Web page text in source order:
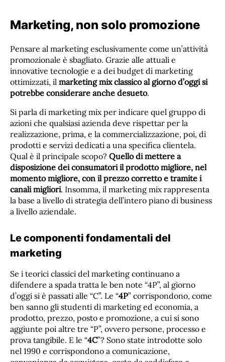
Marketing, non solo promozione
Pensare al marketing esclusivamente come un’attività
promozionale è sbagliato. Grazie alle attuali e
innovative tecnologie e a dei budget di marketing
ottimizzati, il marketing mix classico al giorno d’oggi si
potrebbe considerare anche desueto.
Si parla di marketing mix per indicare quel gruppo di
azioni che qualsiasi azienda deve rispettar per la
realizzazione, prima, e la commercializzazione, poi, di
prodotti e servizi dedicati a una specifica clientela.
Qual è il principale scopo? Quello di mettere a
disposizione dei consumatori il prodotto migliore, nel
momento migliore, con il prezzo corretto e tramite i
canali migliori. Insomma, il marketing mix rappresenta
la base a livello di strategia dell’intero piano di business
a livello aziendale.
Le componenti fondamentali del
marketing
Se i teorici classici del marketing continuano a
difendere a spada tratta le ben note “4P”, al giorno
d’oggi si è passati alle “C”. Le “4P” corrispondono, come
ben sanno gli studenti di marketing ed economia, a
prodotto, prezzo, posto e promozione, a cui si sono
aggiunte poi altre tre “P”, ovvero persone, processo e
prova tangibile. E le “4C”? Sono state introdotte solo
nel 1990 e corrispondono a comunicazione,